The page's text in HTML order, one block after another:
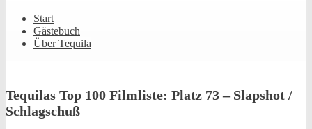
Primary
Navigation
Start
Gästebuch
Über Tequila
Tequilas Top 100 Filmliste: Platz 73 – Slapshot /
Schlagschuß